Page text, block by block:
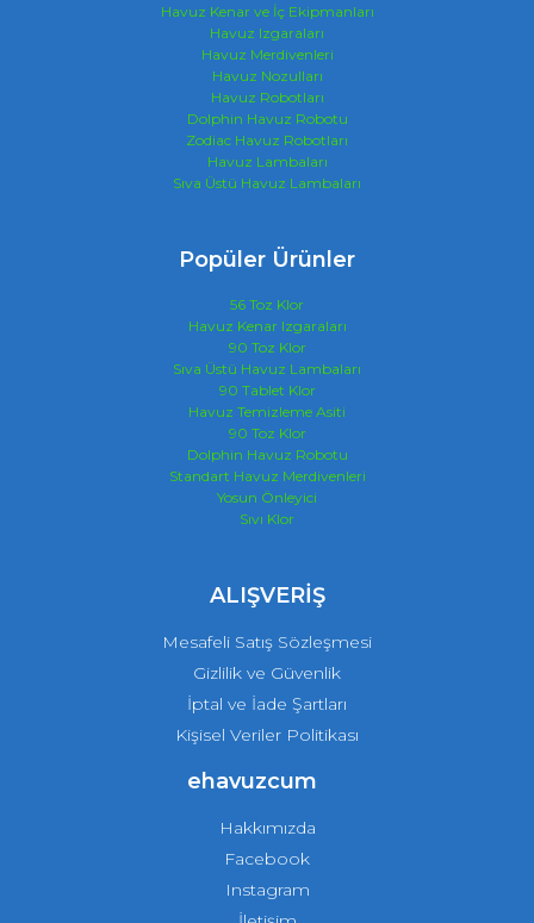
Havuz Kenar ve İç Ekipmanları
Havuz Izgaraları
Havuz Merdivenleri
Havuz Nozulları
Havuz Robotları
Dolphin Havuz Robotu
Zodiac Havuz Robotları
Havuz Lambaları
Sıva Üstü Havuz Lambaları
Popüler Ürünler
56 Toz Klor
Havuz Kenar Izgaraları
90 Toz Klor
Sıva Üstü Havuz Lambaları
90 Tablet Klor
Havuz Temizleme Asiti
90 Toz Klor
Dolphin Havuz Robotu
Standart Havuz Merdivenleri
Yosun Önleyici
Sıvı Klor
ALIŞVERİŞ
Mesafeli Satış Sözleşmesi
Gizlilik ve Güvenlik
İptal ve İade Şartları
Kişisel Veriler Politikası
ehavuzcum
Hakkımızda
Facebook
Instagram